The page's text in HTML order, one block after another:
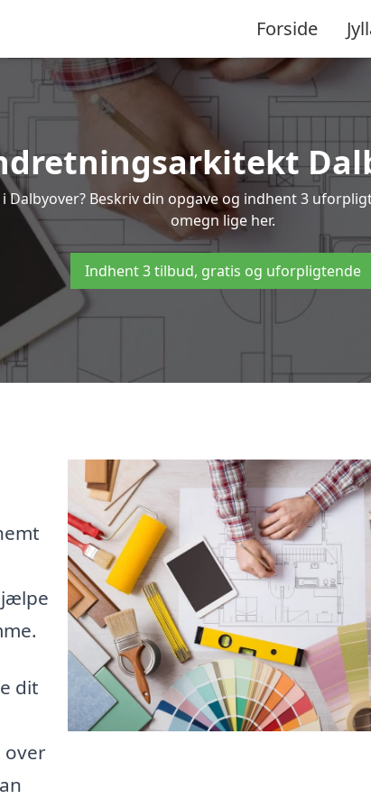
Forside
Beskriv din opgave og indhent 3
omegn lige her.
Indhent 3 tilbud, gratis og uforpligtende
dit
over